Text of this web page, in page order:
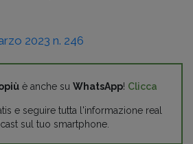
2023 n. 246
è anche su WhatsApp! Clicca
e seguire tutta l'informazione real
sul tuo smartphone.